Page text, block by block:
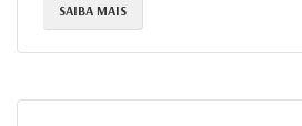
SAIBA MAIS